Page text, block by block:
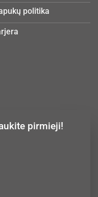
politika
pirmieji!